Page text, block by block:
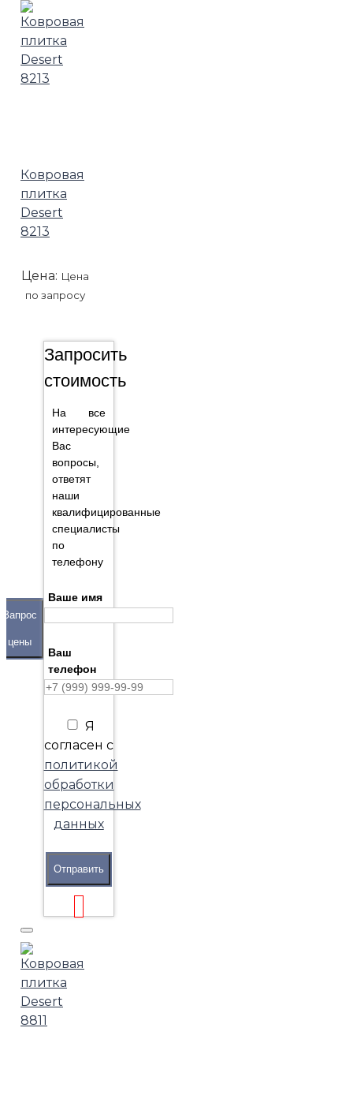
Ковровая
плитка
Desert
8213
Цена: Цена
по запросу
Запрос
цены
Запросить
стоимость
На все
интересующие
Вас
вопросы,
ответят
наши
квалифицированные
специалисты
по
телефону
Ваше имя
Ваш
телефон
Я
согласен с
политикой
обработки
персональных
данных
Отправить